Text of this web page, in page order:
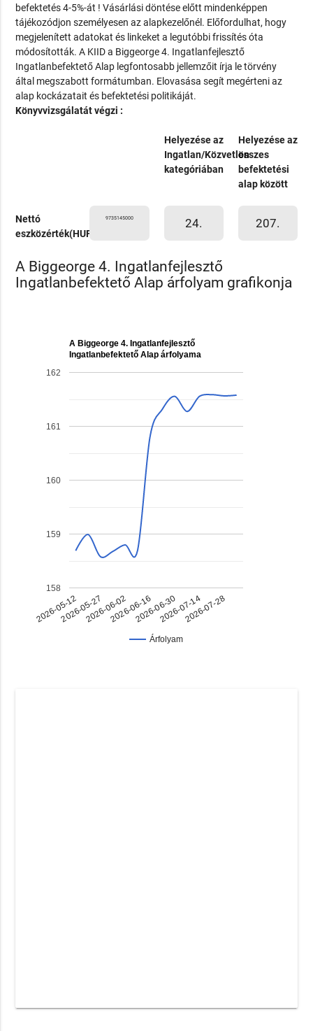
befektetés 4-5%-át ! Vásárlási döntése előtt mindenképpen
tájékozódjon személyesen az alapkezelőnél. Előfordulhat, hogy
megjelenített adatokat és linkeket a legutóbbi frissítés óta
módosították. A KIID a Biggeorge 4. Ingatlanfejlesztő
Ingatlanbefektető Alap legfontosabb jellemzőit írja le törvény
által megszabott formátumban. Elovasása segít megérteni az
alap kockázatait és befektetési politikáját.
Könyvvizsgálatát végzi :
Helyezése az
Ingatlan/Közvetlen
kategóriában
Helyezése az
összes
befektetési
alap között
Nettó
eszközérték(HUF)
9735145000 24. 207.
A Biggeorge 4. Ingatlanfejlesztő
Ingatlanbefektető Alap árfolyam grafikonja
A Biggeorge 4. Ingatlanfejlesztő
Ingatlanbefektető Alap árfolyama
Árfolyam
2026-05-122026-05-272026-06-022026-06-162026-06-302026-07-142026-07-28
158
159
160
161
162